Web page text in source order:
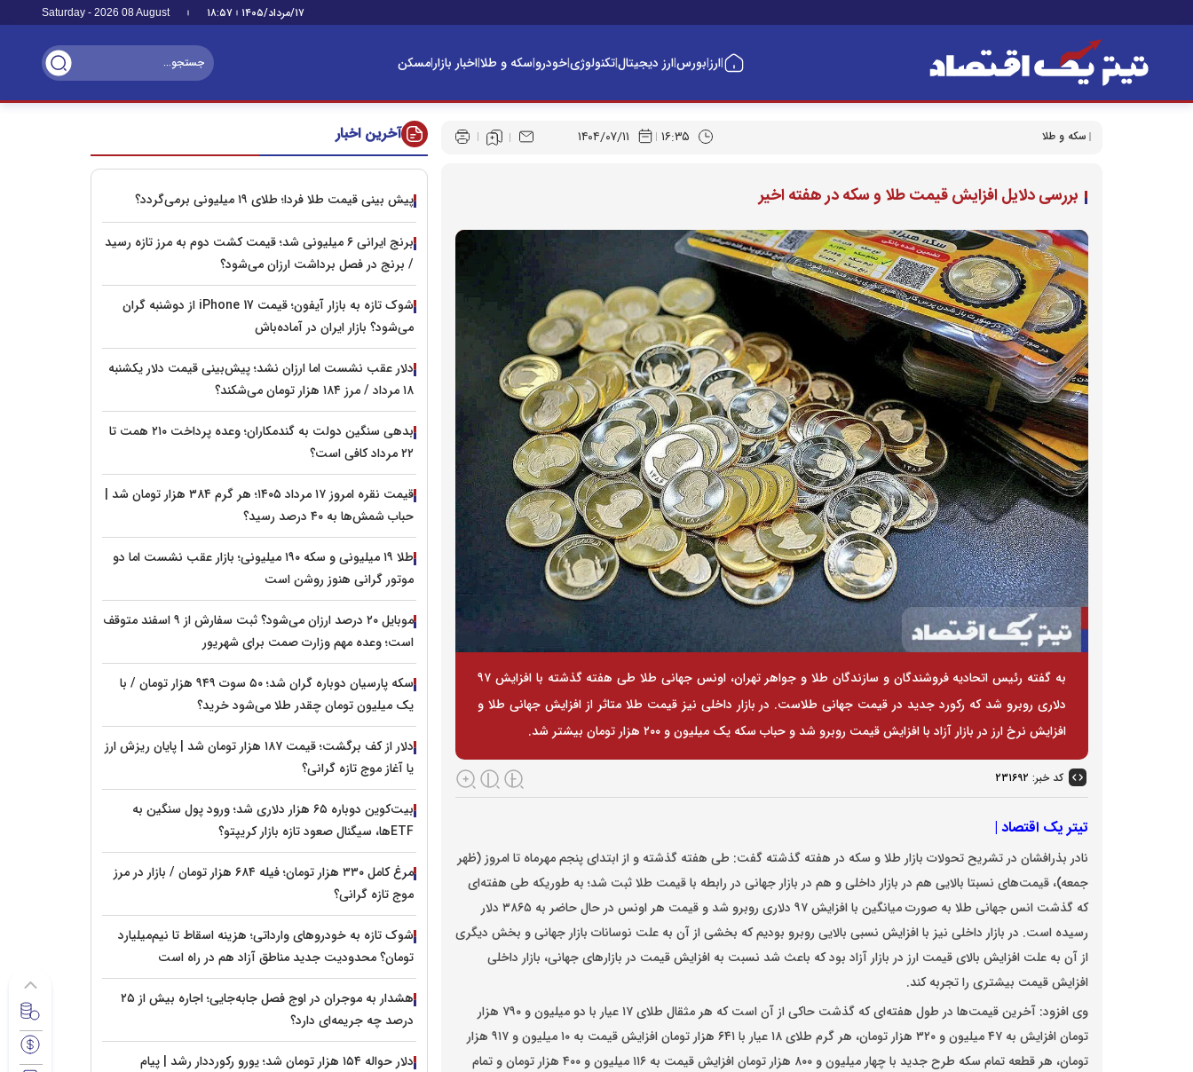
۱۷/مرداد/۱۴۰۵ ۱۸:۵۷ Saturday - 2026 08 August
|ارز|بورس|ارز دیجیتال|تکنولوژی|خودرو|سکه و طلا|اخبار بازار|مسکن
سکه و طلا ۱۴۰۴/۰۷/۱۱ ۱۶:۳۵
بررسی دلایل افزایش قیمت طلا و سکه در هفته اخیر
به گفته رئیس اتحادیه فروشندگان و سازندگان طلا و جواهر تهران، اونس جهانی طلا طی هفته گذشته با افزایش ۹۷
دلاری روبرو شد که رکورد جدید در قیمت جهانی طلاست. در بازار داخلی نیز قیمت طلا متاثر از افزایش جهانی طلا و
افزایش نرخ ارز در بازار آزاد با افزایش قیمت روبرو شد و حباب سکه یک میلیون و ۲۰۰ هزار تومان بیشتر شد.
کد خبر: ۲۳۱۶۹۲
تیتر یک اقتصاد |
نادر بذرافشان در تشریح تحولات بازار طلا و سکه در هفته گذشته گفت: طی هفته گذشته و از ابتدای پنجم مهرماه تا امروز (ظهر
جمعه)، قیمت‌های نسبتا بالایی هم در بازار داخلی و هم در بازار جهانی در رابطه با قیمت طلا ثبت شد؛ به طوریکه طی هفته‌ای
که گذشت انس جهانی طلا به صورت میانگین با افزایش ۹۷ دلاری روبرو شد و قیمت هر اونس در حال حاضر به ۳۸۶۵ دلار
رسیده است. در بازار داخلی نیز با افزایش نسبی بالایی روبرو بودیم که بخشی از آن به علت نوسانات بازار جهانی و بخش دیگری
از آن به علت افزایش بالای قیمت ارز در بازار آزاد بود که باعث شد نسبت به افزایش قیمت در بازارهای جهانی، بازار داخلی
افزایش قیمت بیشتری را تجربه کند.
وی افزود: آخرین قیمت‌ها در طول هفته‌ای که گذشت حاکی از آن است که هر مثقال طلای ۱۷ عیار با دو میلیون و ۷۹۰ هزار
تومان افزایش به ۴۷ میلیون و ۳۲۰ هزار تومان، هر گرم طلای ۱۸ عیار با ۶۴۱ هزار تومان افزایش قیمت به ۱۰ میلیون و ۹۱۷ هزار
تومان، هر قطعه تمام سکه طرح جدید با چهار میلیون و ۸۰۰ هزار تومان افزایش قیمت به ۱۱۶ میلیون و ۴۰۰ هزار تومان و تمام
آخرین اخبار
پیش‌ بینی قیمت طلا فردا؛ طلای ۱۹ میلیونی برمی‌گردد؟
برنج ایرانی ۶ میلیونی شد؛ قیمت کشت دوم به مرز تازه رسید
/ برنج در فصل برداشت ارزان می‌شود؟
شوک تازه به بازار آیفون؛ قیمت iPhone 17 از دوشنبه گران
می‌شود؟ بازار ایران در آماده‌باش
دلار عقب نشست اما ارزان نشد؛ پیش‌بینی قیمت دلار یکشنبه
۱۸ مرداد / مرز ۱۸۴ هزار تومان می‌شکند؟
بدهی سنگین دولت به گندمکاران؛ وعده پرداخت ۲۱۰ همت تا
۲۲ مرداد کافی است؟
قیمت نقره امروز ۱۷ مرداد ۱۴۰۵؛ هر گرم ۳۸۴ هزار تومان شد |
حباب شمش‌ها به ۴۰ درصد رسید؟
طلا ۱۹ میلیونی و سکه ۱۹۰ میلیونی؛ بازار عقب نشست اما دو
موتور گرانی هنوز روشن است
موبایل ۲۰ درصد ارزان می‌شود؟ ثبت سفارش از ۹ اسفند متوقف
است؛ وعده مهم وزارت صمت برای شهریور
سکه پارسیان دوباره گران شد؛ ۵۰ سوت ۹۴۹ هزار تومان / با
یک میلیون تومان چقدر طلا می‌شود خرید؟
دلار از کف برگشت؛ قیمت ۱۸۷ هزار تومان شد | پایان ریزش ارز
یا آغاز موج تازه گرانی؟
بیت‌کوین دوباره ۶۵ هزار دلاری شد؛ ورود پول سنگین به
ETFها، سیگنال صعود تازه بازار کریپتو؟
مرغ کامل ۳۳۰ هزار تومان؛ فیله ۶۸۴ هزار تومان / بازار در مرز
موج تازه گرانی؟
شوک تازه به خودروهای وارداتی؛ هزینه اسقاط تا نیم‌میلیارد
تومان؟ محدودیت جدید مناطق آزاد هم در راه است
هشدار به موجران در اوج فصل جابه‌جایی؛ اجاره بیش از ۲۵
درصد چه جریمه‌ای دارد؟
دلار حواله ۱۵۴ هزار تومان شد؛ یورو رکورددار رشد | پیام